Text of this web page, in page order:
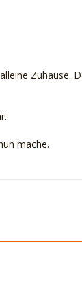
Zuhause.
mache.